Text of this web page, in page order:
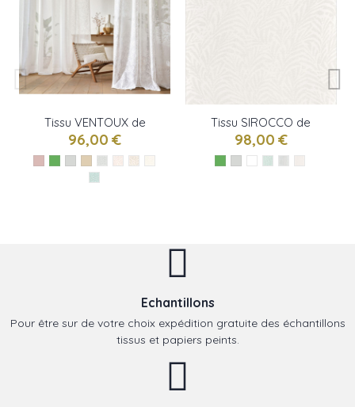
Tissu VENTOUX de
Camengo
96,00 €
Tissu SIROCCO de
Camengo
98,00 €
Echantillons
Pour être sur de votre choix expédition gratuite des échantillons
tissus et papiers peints.